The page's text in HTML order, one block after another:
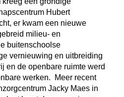
Hubert
er kwam een nieuwe
milieu- en
buitenschoolse
vernieuwing en uitbreiding
en de openbare ruimte werd
werken. Meer recent
Jacky Maes in